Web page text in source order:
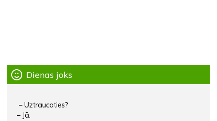
Dienas joks
– Uztraucaties?
– Jā.